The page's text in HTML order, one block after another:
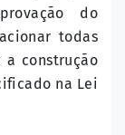
do
todas
a construção
na Lei